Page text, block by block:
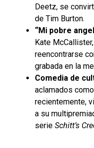
Deetz, se
de Tim Burton.
“Mi pobre
Kate
reencontrarse
grabada en la
Comedia de
aclamados como
recientemente,
a su
serie Schitt’s